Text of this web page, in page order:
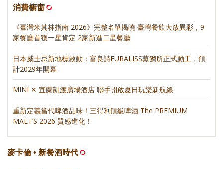
消費櫥窗
《臺灣米其林指南 2026》完整名單揭曉 臺灣餐飲大放異彩，9
家餐廳首獲一星肯定 2家新進二星餐廳
日本威士忌新地標啟動：富良詩FURALISS蒸餾所正式動工，預
計2029年開幕
MINI ✕ 宜蘭凱渡廣場酒店 聯手開啟夏日玩樂新航線
重新定義當代啤酒品味！三得利頂級啤酒 The PREMIUM
MALT’S 2026 質感進化！
麥卡倫 • 新餐酒時代